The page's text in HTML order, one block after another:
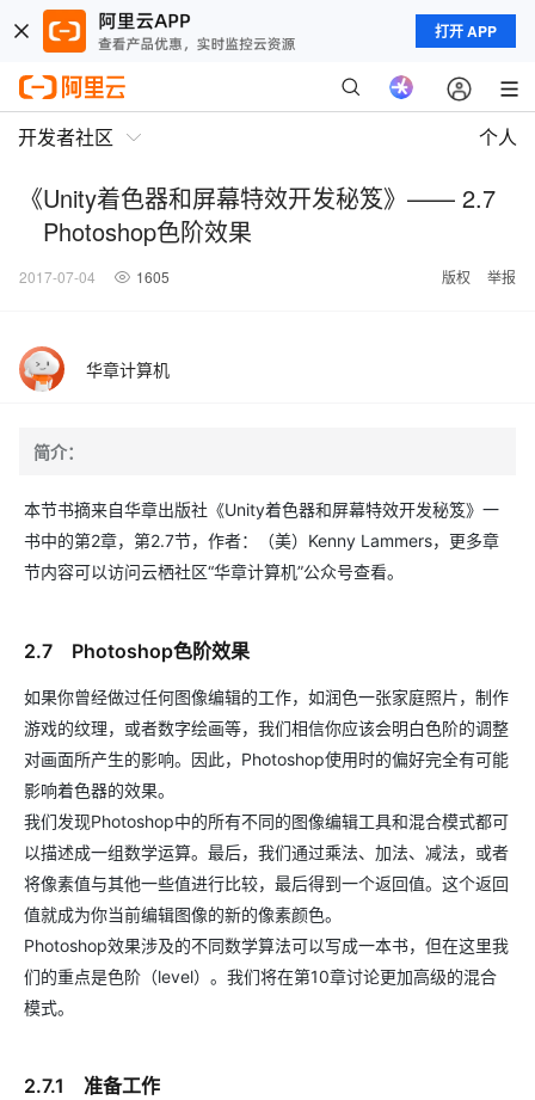
打开 APP
开发者社区 个人
《Unity着色器和屏幕特效开发秘笈》—— 2.7
Photoshop色阶效果
2017-07-04 1605 版权 举报
华章计算机
简介：
本节书摘来自华章出版社《Unity着色器和屏幕特效开发秘笈》一
书中的第2章，第2.7节，作者：（美）Kenny Lammers，更多章
节内容可以访问云栖社区“华章计算机”公众号查看。
2.7 Photoshop色阶效果
如果你曾经做过任何图像编辑的工作，如润色一张家庭照片，制作
游戏的纹理，或者数字绘画等，我们相信你应该会明白色阶的调整
对画面所产生的影响。因此，Photoshop使用时的偏好完全有可能
影响着色器的效果。
我们发现Photoshop中的所有不同的图像编辑工具和混合模式都可
以描述成一组数学运算。最后，我们通过乘法、加法、减法，或者
将像素值与其他一些值进行比较，最后得到一个返回值。这个返回
值就成为你当前编辑图像的新的像素颜色。
Photoshop效果涉及的不同数学算法可以写成一本书，但在这里我
们的重点是色阶（level）。我们将在第10章讨论更加高级的混合
模式。
2.7.1 准备工作